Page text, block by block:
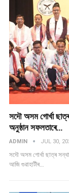
সদৌ অসম গোৰ্খা
অনুষ্ঠান সফলতাৰে…
ADMIN JUL 30,
সদৌ অসম গোৰ্খা ছাত্ৰ সন্থা
আজি গুৱাহাটীৰ…